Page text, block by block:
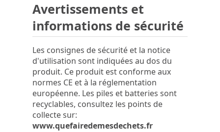
Avertissements et
informations de sécurité
Les consignes de sécurité et la notice
d'utilisation sont indiquées au dos du
produit. Ce produit est conforme aux
normes CE et à la réglementation
européenne. Les piles et batteries sont
recyclables, consultez les points de
collecte sur:
www.quefairedemesdechets.fr